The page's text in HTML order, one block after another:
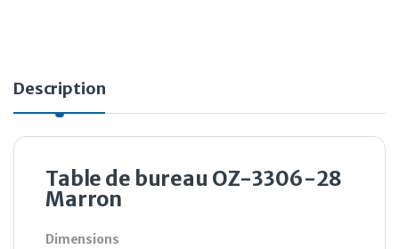
Description
Table de bureau OZ-3306-28
Marron
Dimensions